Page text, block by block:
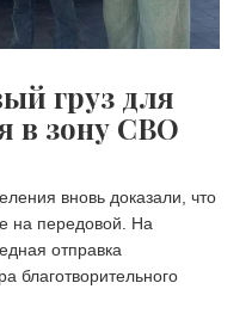
груз для
в зону СВО
вновь доказали, что
на передовой. На
отправка
благотворительного